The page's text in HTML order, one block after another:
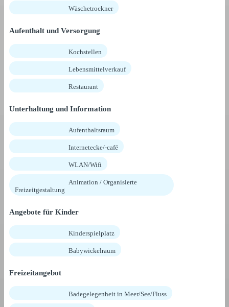
Wäschetrockner
Aufenthalt und Versorgung
Kochstellen
Lebensmittelverkauf
Restaurant
Unterhaltung und Information
Aufenthaltsraum
Internetecke/-café
WLAN/Wifi
Animation / Organisierte
Freizeitgestaltung
Angebote für Kinder
Kinderspielplatz
Babywickelraum
Freizeitangebot
Badegelegenheit in Meer/See/Fluss